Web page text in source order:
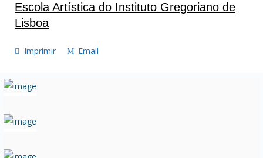
Escola Artística do Instituto Gregoriano de
Lisboa
Imprimir Email